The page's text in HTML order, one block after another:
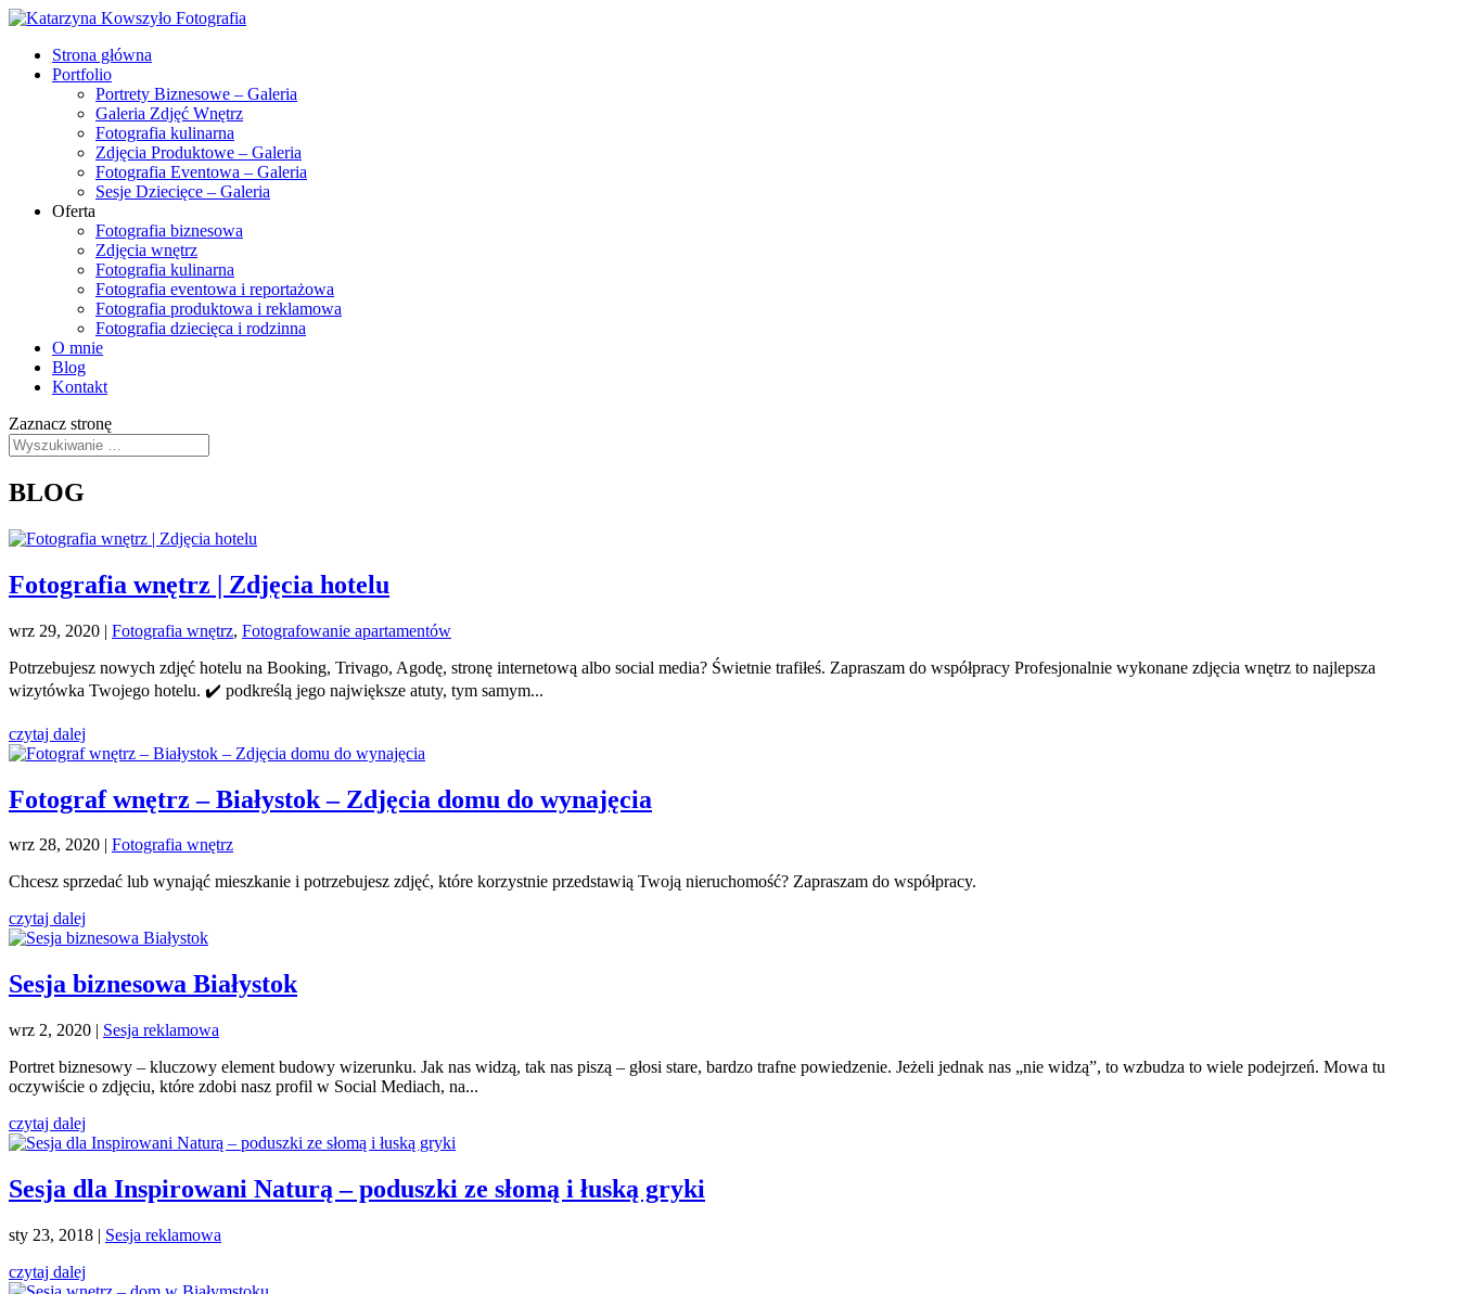
Strona główna
Portfolio
Portrety Biznesowe – Galeria
Galeria Zdjęć Wnętrz
Fotografia kulinarna
Zdjęcia Produktowe – Galeria
Fotografia Eventowa – Galeria
Sesje Dziecięce – Galeria
Oferta
Fotografia biznesowa
Zdjęcia wnętrz
Fotografia kulinarna
Fotografia eventowa i reportażowa
Fotografia produktowa i reklamowa
Fotografia dziecięca i rodzinna
O mnie
Blog
Kontakt
Zaznacz stronę
BLOG
Fotografia wnętrz | Zdjęcia hotelu
wrz 29, 2020 | Fotografia wnętrz, Fotografowanie apartamentów
Potrzebujesz nowych zdjęć hotelu na Booking, Trivago, Agodę, stronę internetową albo social media? Świetnie trafiłeś. Zapraszam do współpracy Profesjonalnie wykonane zdjęcia wnętrz to najlepsza
wizytówka Twojego hotelu. ✔️ podkreślą jego największe atuty, tym samym...
czytaj dalej
Fotograf wnętrz – Białystok – Zdjęcia domu do wynajęcia
wrz 28, 2020 | Fotografia wnętrz
Chcesz sprzedać lub wynająć mieszkanie i potrzebujesz zdjęć, które korzystnie przedstawią Twoją nieruchomość? Zapraszam do współpracy.
czytaj dalej
Sesja biznesowa Białystok
wrz 2, 2020 | Sesja reklamowa
Portret biznesowy – kluczowy element budowy wizerunku. Jak nas widzą, tak nas piszą – głosi stare, bardzo trafne powiedzenie. Jeżeli jednak nas „nie widzą”, to wzbudza to wiele podejrzeń. Mowa tu
oczywiście o zdjęciu, które zdobi nasz profil w Social Mediach, na...
czytaj dalej
Sesja dla Inspirowani Naturą – poduszki ze słomą i łuską gryki
sty 23, 2018 | Sesja reklamowa
czytaj dalej